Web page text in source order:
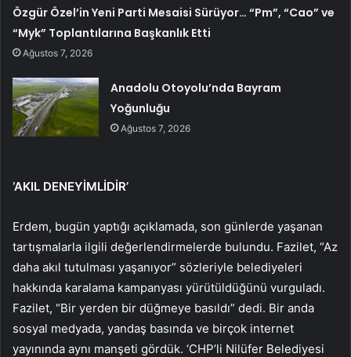
Özgür Özel’in Yeni Parti Mesaisi Sürüyor… “Pm”, “Cao” ve
“Myk” Toplantılarına Başkanlık Etti
Ağustos 7, 2026
Anadolu Otoyolu’nda Bayram
Yoğunluğu
Ağustos 7, 2026
‘AKIL DENEYİMLİDİR’
Erdem, bugün yaptığı açıklamada, son günlerde yaşanan
tartışmalarla ilgili değerlendirmelerde bulundu. Fazilet, “Az
daha akıl tutulması yaşanıyor” sözleriyle belediyeleri
hakkında karalama kampanyası yürütüldüğünü vurguladı.
Fazilet, “Bir yerden bir düğmeye basıldı” dedi. Bir anda
sosyal medyada, yandaş basında ve birçok internet
yayınında aynı manşeti gördük. ‘CHP’li Nilüfer Belediyesi